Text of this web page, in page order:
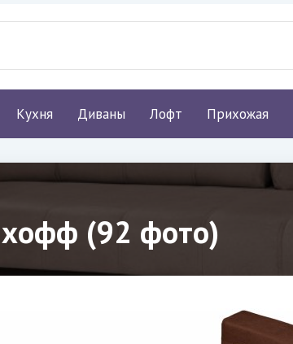
Кухня Диваны Лофт Прихожая
(92 фото)